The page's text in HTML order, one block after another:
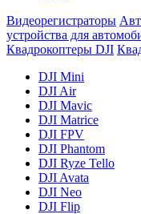
Видеорегистраторы
устройства для
Квадрокоптеры DJI
DJI Mini
DJI Air
DJI Mavic
DJI Matrice
DJI FPV
DJI Phantom
DJI Ryze Tello
DJI Avata
DJI Neo
DJI Flip